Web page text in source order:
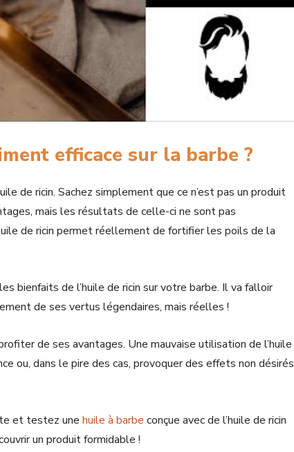
efficace sur la barbe ?
de ricin. Sachez simplement que ce n’est pas un produit
mais les résultats de celle-ci ne sont pas
de ricin permet réellement de fortifier les poils de la
bienfaits de l’huile de ricin sur votre barbe. Il va falloir
de ses vertus légendaires, mais réelles !
de ses avantages. Une mauvaise utilisation de l’huile
ou, dans le pire des cas, provoquer des effets non désirés
et testez une huile à barbe conçue avec de l’huile de ricin
un produit formidable !